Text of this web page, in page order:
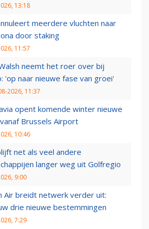
13:18
meerdere vluchten naar
door staking
11:57
neemt het roer over bij
'op naar nieuwe fase van groei'
2026, 11:37
opent komende winter nieuwe
Brussels Airport
10:46
net als veel andere
langer weg uit Golfregio
9:00
Air breidt netwerk verder uit:
drie nieuwe bestemmingen
7:29